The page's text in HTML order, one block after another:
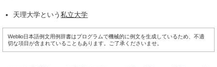
天理大学という私立大学
Weblio日本語例文用例辞書はプログラムで機械的に例文を生成しているため、不適
切な項目が含まれていることもあります。ご了承くださいませ。